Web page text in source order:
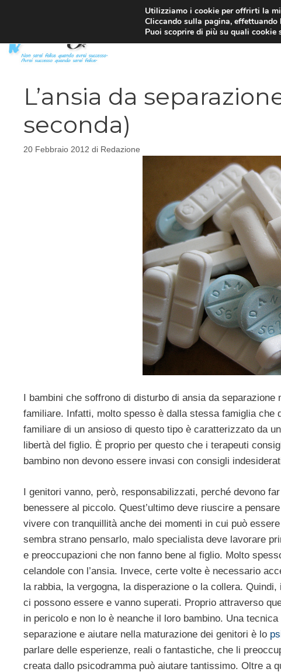
L’ansia da
seconda)
20 Febbraio 2012 di Redazione
I bambini che soffrono di disturbo di ansia da separazione
familiare. Infatti, molto spesso è dalla stessa famiglia
familiare di un ansioso di questo tipo è caratterizzato da
libertà del figlio. È proprio per questo che i terapeuti
bambino non devono essere invasi con consigli
I genitori vanno, però, responsabilizzati, perché devono
benessere al piccolo. Quest’ultimo deve riuscire a
vivere con tranquillità anche dei momenti in cui può
sembra strano pensarlo, malo specialista deve lavorare
e preoccupazioni che non fanno bene al figlio. Molto
celandole con l’ansia. Invece, certe volte è necessario
la rabbia, la vergogna, la disperazione o la collera.
ci possono essere e vanno superati. Proprio attraverso
in pericolo e non lo è neanche il loro bambino. Una
separazione e aiutare nella maturazione dei genitori è lo
parlare delle esperienze, reali o fantastiche, che li
creata dallo psicodramma può aiutare tantissimo. Oltre a
Utilizziamo i cookie per offrirti la
Cliccando sulla pagina,
Puoi scoprire di più su quali